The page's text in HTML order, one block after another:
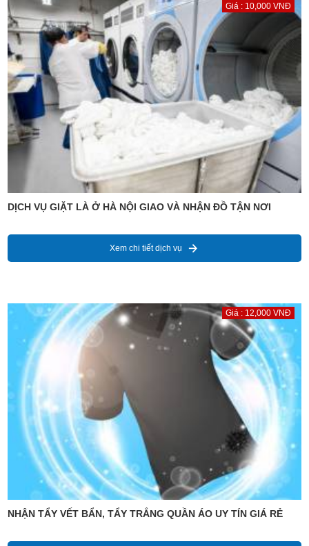
Giá : 10,000 VNĐ
DỊCH VỤ GIẶT LÀ Ở HÀ NỘI GIAO VÀ NHẬN ĐỒ TẬN NƠI
Xem chi tiết dịch vụ
Giá : 12,000 VNĐ
NHẬN TẨY VẾT BẨN, TẨY TRẮNG QUẦN ÁO UY TÍN GIÁ RẺ